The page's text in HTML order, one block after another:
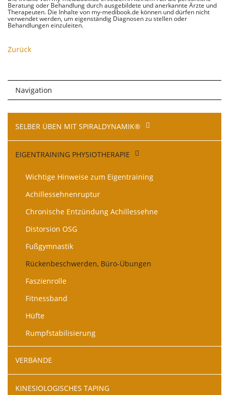
Beratung oder Behandlung durch ausgebildete und anerkannte Ärzte und
Therapeuten. Die Inhalte von my-medibook.de können und dürfen nicht
verwendet werden, um eigenständig Diagnosen zu stellen oder
Behandlungen einzuleiten.
Zurück
Navigation
überspringen
SELBER ÜBEN MIT SPIRALDYNAMIK®
EIGENTRAINING PHYSIOTHERAPIE
Wichtige Hinweise zum Eigentraining
Achillessehnenruptur
Chronische Entzündung Achillessehne
Distorsion OSG
Fußgymnastik
Rückenbeschwerden, Büro-Übungen
Faszienrolle
Fitnessband
Hüfte
Rumpfstabilisierung
VERBÄNDE
KINESIOLOGISCHES TAPING